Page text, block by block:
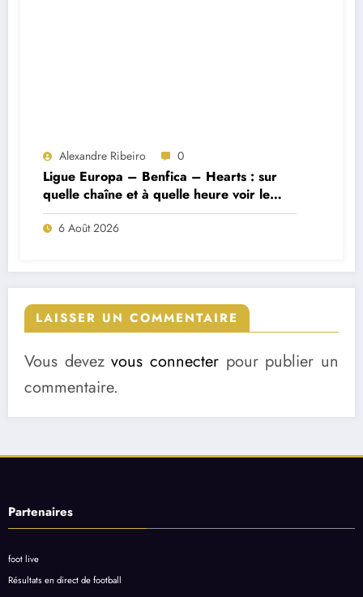
Alexandre Ribeiro 0
Ligue Europa – Benfica – Hearts : sur
quelle chaîne et à quelle heure voir le
match ?
6 Août 2026
LAISSER UN COMMENTAIRE
Vous devezvous connecter pour publier un
commentaire.
Partenaires
foot live
Résultats en direct de football